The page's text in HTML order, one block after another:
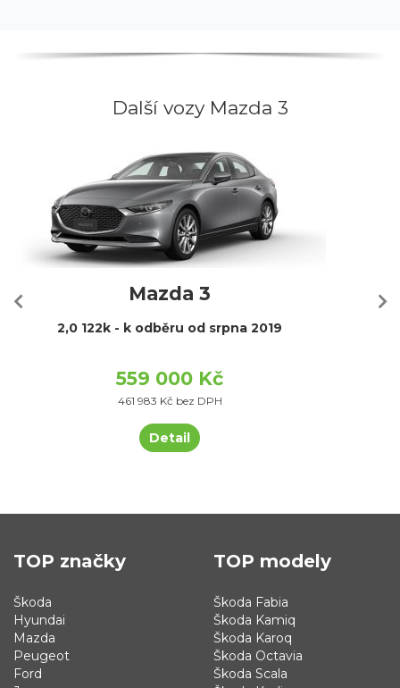
Další vozy Mazda 3
Mazda 3
2,0 122k - k odběru od srpna 2019
559 000 Kč
461 983 Kč bez DPH
Detail
TOP značky
Škoda
Hyundai
Mazda
Peugeot
Ford
TOP modely
Škoda Fabia
Škoda Kamiq
Škoda Karoq
Škoda Octavia
Škoda Scala